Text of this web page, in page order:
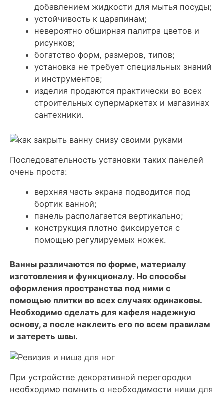
добавлением жидкости для мытья посуды;
устойчивость к царапинам;
невероятно обширная палитра цветов и
рисунков;
богатство форм, размеров, типов;
установка не требует специальных знаний
и инструментов;
изделия продаются практически во всех
строительных супермаркетах и магазинах
сантехники.
Последовательность установки таких панелей
очень проста:
верхняя часть экрана подводится под
бортик ванной;
панель располагается вертикально;
конструкция плотно фиксируется с
помощью регулируемых ножек.
Ванны различаются по форме, материалу
изготовления и функционалу. Но способы
оформления пространства под ними с
помощью плитки во всех случаях одинаковы.
Необходимо сделать для кафеля надежную
основу, а после наклеить его по всем правилам
и затереть швы.
При устройстве декоративной перегородки
необходимо помнить о необходимости ниши для